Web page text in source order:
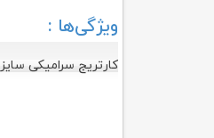
ویژگی‌ها :
کارتریج سرامیکی سایز ۳۵ مقاوم در برابر دما و فشار بالا